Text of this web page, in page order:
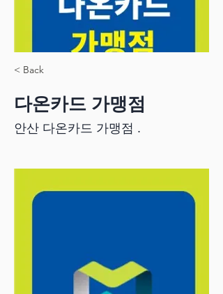
< Back
다온카드 가맹점
안산 다온카드 가맹점 .